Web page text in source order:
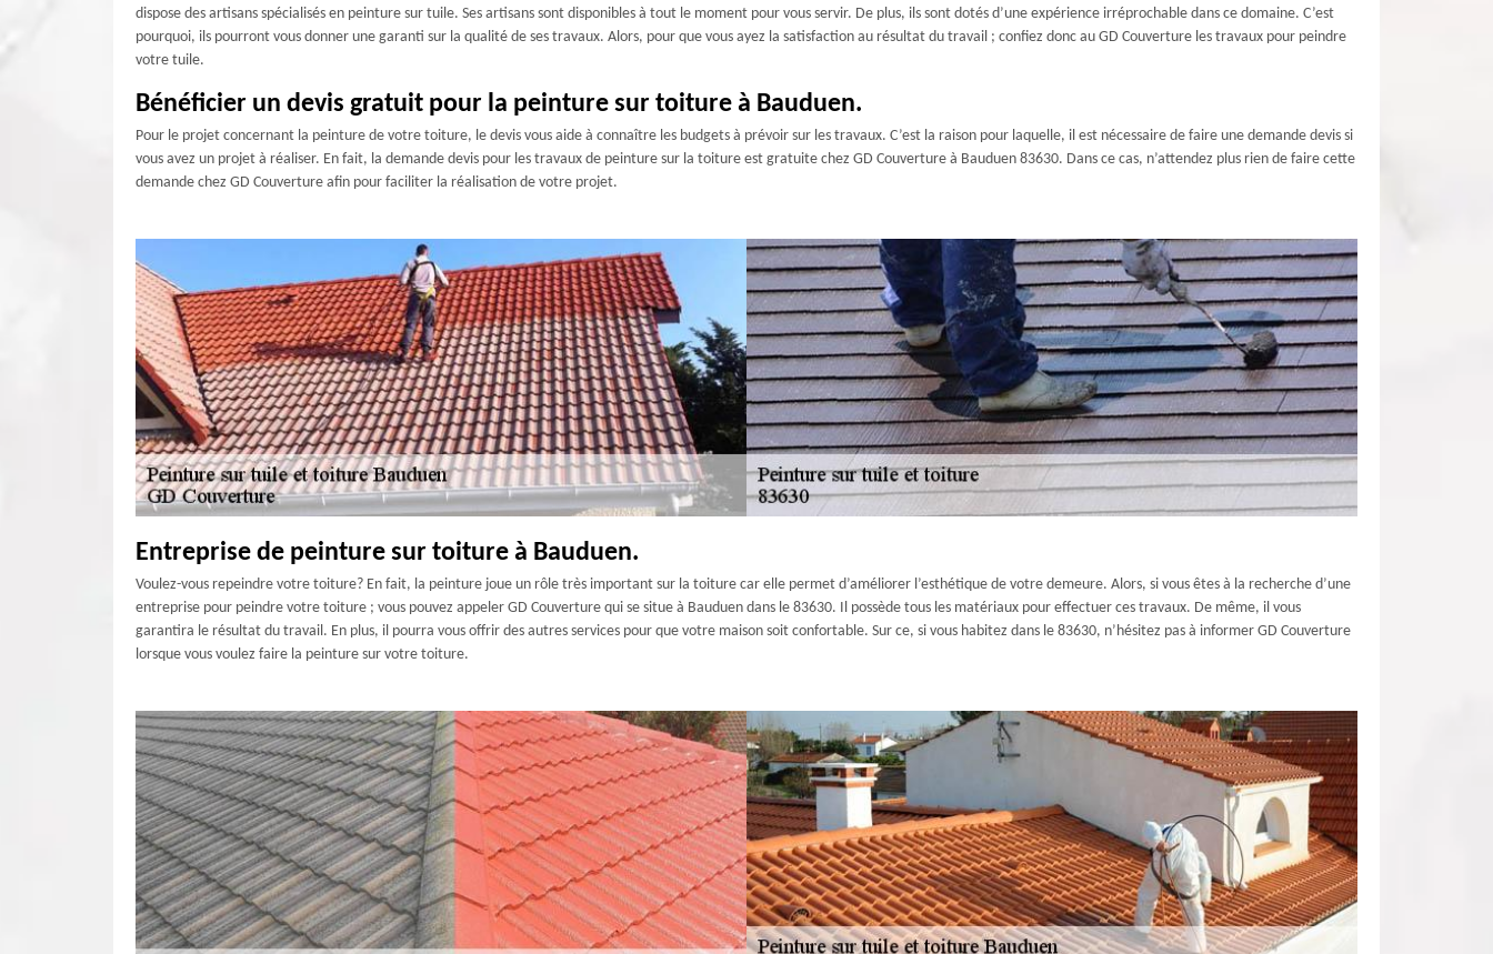
dispose des artisans spécialisés en peinture sur tuile. Ses artisans sont disponibles à tout le moment pour vous servir. De plus, ils sont dotés d’une expérience irréprochable dans ce domaine. C’est
pourquoi, ils pourront vous donner une garanti sur la qualité de ses travaux. Alors, pour que vous ayez la satisfaction au résultat du travail ; confiez donc au GD Couverture les travaux pour peindre
votre tuile.
Bénéficier un devis gratuit pour la peinture sur toiture à Bauduen.
Pour le projet concernant la peinture de votre toiture, le devis vous aide à connaître les budgets à prévoir sur les travaux. C’est la raison pour laquelle, il est nécessaire de faire une demande devis si
vous avez un projet à réaliser. En fait, la demande devis pour les travaux de peinture sur la toiture est gratuite chez GD Couverture à Bauduen 83630. Dans ce cas, n’attendez plus rien de faire cette
demande chez GD Couverture afin pour faciliter la réalisation de votre projet.
Entreprise de peinture sur toiture à Bauduen.
Voulez-vous repeindre votre toiture? En fait, la peinture joue un rôle très important sur la toiture car elle permet d’améliorer l’esthétique de votre demeure. Alors, si vous êtes à la recherche d’une
entreprise pour peindre votre toiture ; vous pouvez appeler GD Couverture qui se situe à Bauduen dans le 83630. Il possède tous les matériaux pour effectuer ces travaux. De même, il vous
garantira le résultat du travail. En plus, il pourra vous offrir des autres services pour que votre maison soit confortable. Sur ce, si vous habitez dans le 83630, n’hésitez pas à informer GD Couverture
lorsque vous voulez faire la peinture sur votre toiture.